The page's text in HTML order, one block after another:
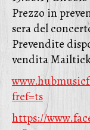
Prezzo in
sera del
Prevendite
vendita
fref=ts
https://